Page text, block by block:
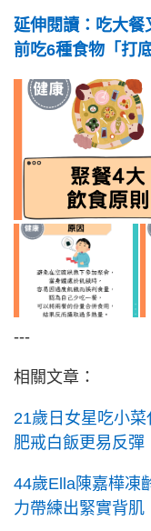
延伸閱讀：吃大
前吃6種食物「打
---
相關文章：
21歲日女星吃小
肥戒白飯更易反
44歲Ella陳嘉樺凍
力帶練出緊實背肌